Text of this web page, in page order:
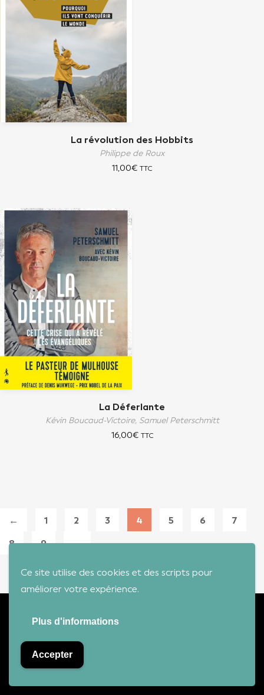
Ce site utilise des cookies et des scripts pour
améliorer votre expérience.
Plus d'informations
Accepter
La révolution des Hobbits
Philippe de Roux
11,00€ TTC
La Déferlante
Kévin Boucaud-Victoire, Samuel Peterschmitt
16,00€ TTC
← 1 2 3 4 5 6
7
8
9 →
MUSIC'